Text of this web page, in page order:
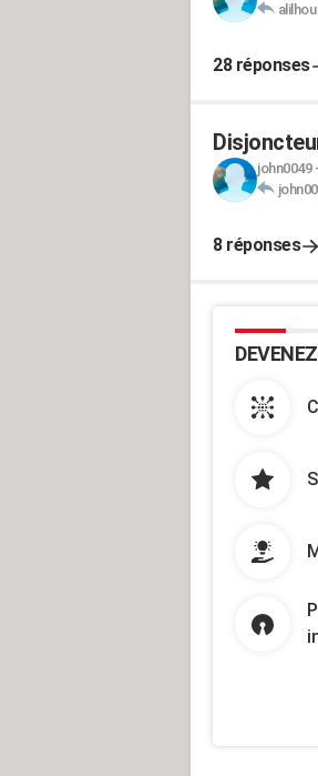
alilhou
28 réponses
john0049-
8 réponses